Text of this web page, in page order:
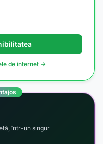
de internet →
într-un singur